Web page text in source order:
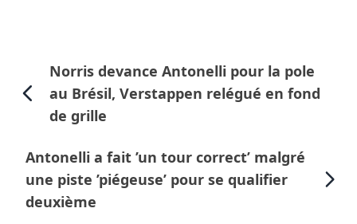
Norris devance Antonelli pour la pole
au Brésil, Verstappen relégué en fond
de grille
Antonelli a fait ’un tour correct’ malgré
une piste ’piégeuse’ pour se qualifier
deuxième